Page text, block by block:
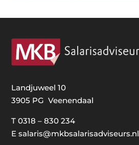
Landjuweel 10
3905 PG Veenendaal
T0318 – 830 234
Esalaris@mkbsalarisadviseurs.nl